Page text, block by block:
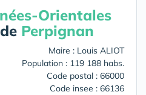
Orientales
Perpignan
Maire : Louis ALIOT
Population : 119 188 habs.
Code postal : 66000
Code insee : 66136